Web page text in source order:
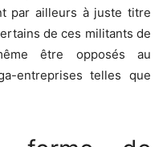
par ailleurs à juste titre
de ces militants de
être opposés au
entreprises telles que